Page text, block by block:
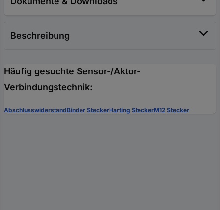
Beschreibung
Häufig gesuchte Sensor-/Aktor-
Verbindungstechnik:
AbschlusswiderstandBinder SteckerHarting SteckerM12 Stecker